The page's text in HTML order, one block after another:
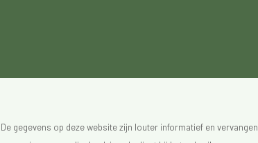
De gegevens op deze website zijn louter informatief en vervangen